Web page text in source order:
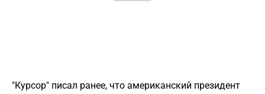
"Курсор" писал ранее, что американский президент